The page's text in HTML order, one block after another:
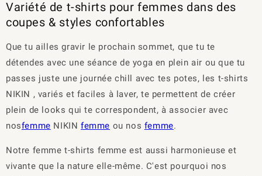
Variété de t-shirts pour femmes dans des
coupes & styles confortables
Que tu ailles gravir le prochain sommet, que tu te
détendes avec une séance de yoga en plein air ou que tu
passes juste une journée chill avec tes potes, les t-shirts
NIKIN , variés et faciles à laver, te permettent de créer
plein de looks qui te correspondent, à associer avec
nosfemme NIKINfemme ou nos femme.
Notre femme t-shirts femme est aussi harmonieuse et
vivante que la nature elle-même. C'est pourquoi nos